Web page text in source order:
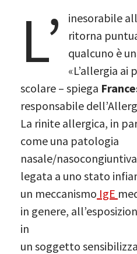
L’
inesorabile
ritorna
qualcuno è
«L’allergia ai
scolare – spiega
responsabile
La rinite allergica, in
come una patologia
nasale/
legata a uno stato
un meccanismo IgE
in genere,
in
un soggetto